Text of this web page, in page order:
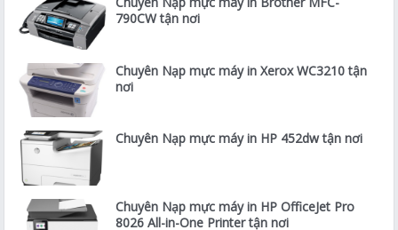
790CW tận nơi
Chuyên Nạp mực máy in Xerox WC3210 tận
nơi
Chuyên Nạp mực máy in HP 452dw tận nơi
Chuyên Nạp mực máy in HP OfficeJet Pro
8026 All-in-One Printer tận nơi